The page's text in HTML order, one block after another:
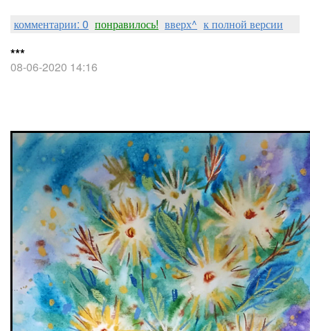
комментарии: 0 понравилось! вверх^ к полной версии
***
08-06-2020 14:16